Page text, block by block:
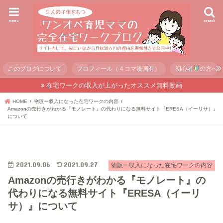
search
menu
このブログについて プロフィール（４コマ漫画有） 初心者 の方へ
在宅ワークの収入が上がったオススメ無料動画
HOME
物販ー収入になった在宅ワークの内容
Amazonの売行きがわかる『モノレート』の代わりになる無料サイト『ERESA（イーリサ）』
について
物販ー収入になった在宅ワークの内容
2021.09.06 2021.09.27
Amazonの売行きがわかる『モノレート』の
代わりになる無料サイト『ERESA（イーリ
サ）』について